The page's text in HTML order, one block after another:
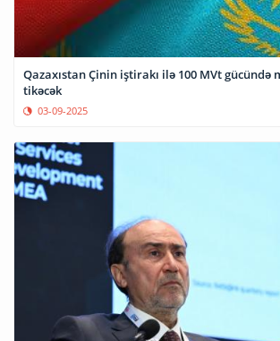
Qazaxıstan Çinin iştirakı ilə 100 MVt gücündə
tikəcək
03-09-2025